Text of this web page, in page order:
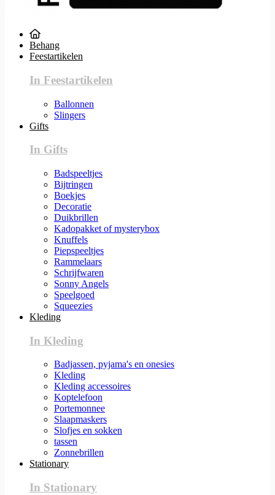
Behang
Feestartikelen
In Feestartikelen
Ballonnen
Slingers
Gifts
In Gifts
Badspeeltjes
Bijtringen
Boekjes
Decoratie
Duikbrillen
Kadopakket of mysterybox
Knuffels
Piepspeeltjes
Rammelaars
Schrijfwaren
Sonny Angels
Speelgoed
Squeezies
Kleding
In Kleding
Badjassen, pyjama's en onesies
Kleding
Kleding accessoires
Koptelefoon
Portemonnee
Slaapmaskers
Slofjes en sokken
tassen
Zonnebrillen
Stationary
In Stationary